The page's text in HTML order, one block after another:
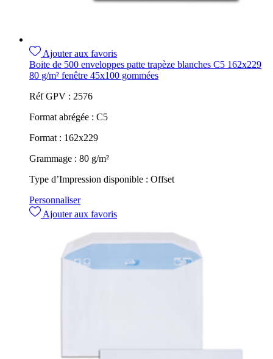
Ajouter aux favoris
Boite de 500 enveloppes patte trapèze blanches C5 162x229
80 g/m² fenêtre 45x100 gommées
Réf GPV : 2576
Format abrégée : C5
Format : 162x229
Grammage : 80 g/m²
Type d’Impression disponible : Offset
Personnaliser
Ajouter aux favoris